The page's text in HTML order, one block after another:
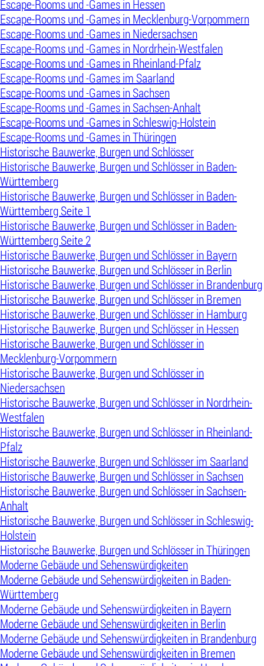
Escape-Rooms und -Games in Hessen
Escape-Rooms und -Games in Mecklenburg-Vorpommern
Escape-Rooms und -Games in Niedersachsen
Escape-Rooms und -Games in Nordrhein-Westfalen
Escape-Rooms und -Games in Rheinland-Pfalz
Escape-Rooms und -Games im Saarland
Escape-Rooms und -Games in Sachsen
Escape-Rooms und -Games in Sachsen-Anhalt
Escape-Rooms und -Games in Schleswig-Holstein
Escape-Rooms und -Games in Thüringen
Historische Bauwerke, Burgen und Schlösser
Historische Bauwerke, Burgen und Schlösser in Baden-
Württemberg
Historische Bauwerke, Burgen und Schlösser in Baden-
Württemberg Seite 1
Historische Bauwerke, Burgen und Schlösser in Baden-
Württemberg Seite 2
Historische Bauwerke, Burgen und Schlösser in Bayern
Historische Bauwerke, Burgen und Schlösser in Berlin
Historische Bauwerke, Burgen und Schlösser in Brandenburg
Historische Bauwerke, Burgen und Schlösser in Bremen
Historische Bauwerke, Burgen und Schlösser in Hamburg
Historische Bauwerke, Burgen und Schlösser in Hessen
Historische Bauwerke, Burgen und Schlösser in
Mecklenburg-Vorpommern
Historische Bauwerke, Burgen und Schlösser in
Niedersachsen
Historische Bauwerke, Burgen und Schlösser in Nordrhein-
Westfalen
Historische Bauwerke, Burgen und Schlösser in Rheinland-
Pfalz
Historische Bauwerke, Burgen und Schlösser im Saarland
Historische Bauwerke, Burgen und Schlösser in Sachsen
Historische Bauwerke, Burgen und Schlösser in Sachsen-
Anhalt
Historische Bauwerke, Burgen und Schlösser in Schleswig-
Holstein
Historische Bauwerke, Burgen und Schlösser in Thüringen
Moderne Gebäude und Sehenswürdigkeiten
Moderne Gebäude und Sehenswürdigkeiten in Baden-
Württemberg
Moderne Gebäude und Sehenswürdigkeiten in Bayern
Moderne Gebäude und Sehenswürdigkeiten in Berlin
Moderne Gebäude und Sehenswürdigkeiten in Brandenburg
Moderne Gebäude und Sehenswürdigkeiten in Bremen